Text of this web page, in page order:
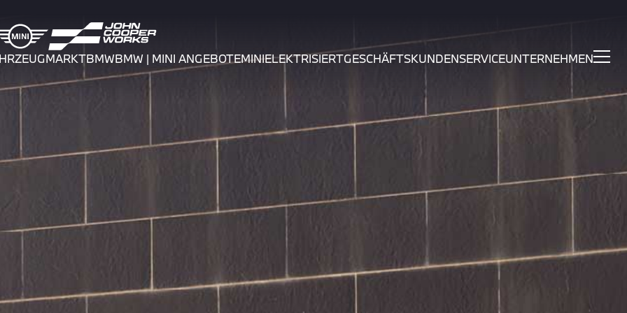
BMWBMW | MINI ANGEBOTEMINIELEKTRISIERTGESCHÄFTSKUNDENSERVICEUNTERNEHMEN